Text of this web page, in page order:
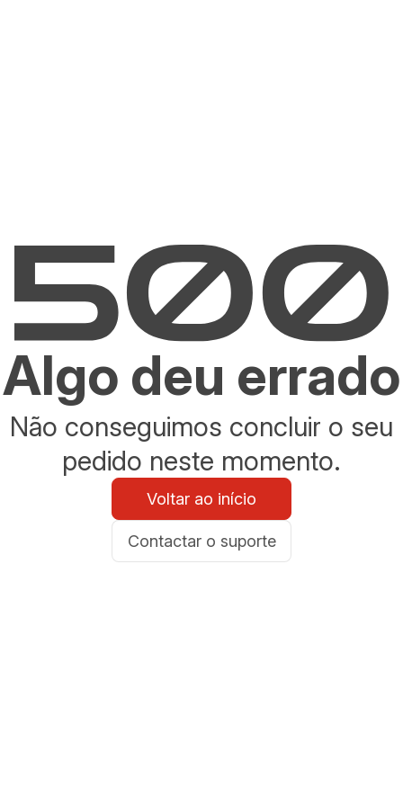
Algo deu errado
Não conseguimos concluir o seu
pedido neste momento.
Voltar ao início
Contactar o suporte